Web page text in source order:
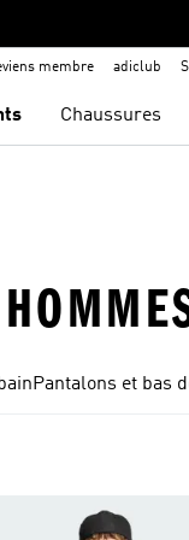
membre adiclub
Chaussures
Pantalons et bas
de produits